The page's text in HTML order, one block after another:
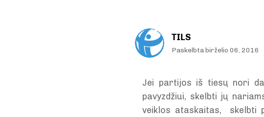
TILS
Paskelbta birželio 06, 2016
Jei partijos iš tiesų nori
pavyzdžiui, skelbti jų
veiklos ataskaitas, skelbti